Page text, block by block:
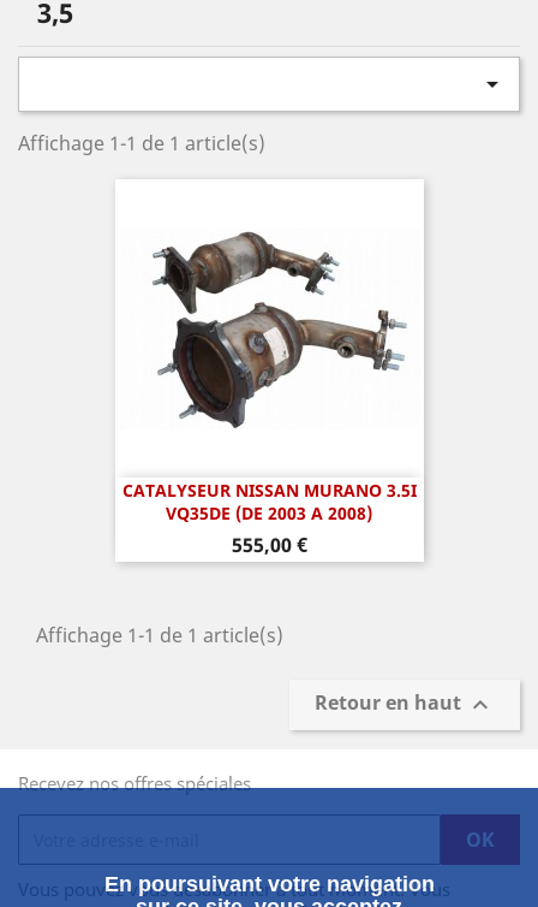
3,5

Affichage 1-1 de 1 article(s)
CATALYSEUR NISSAN MURANO 3.5I
VQ35DE (DE 2003 A 2008)
Prix
555,00 €
Affichage 1-1 de 1 article(s)
Retour en haut 
Recevez nos offres spéciales
Vous pouvez vous désabonner à tout moment. Vous
En poursuivant votre navigation